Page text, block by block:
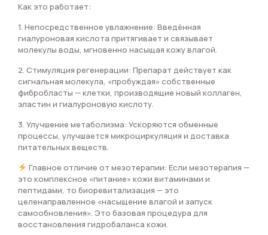
Как это работает:
1. Непосредственное увлажнение: Введённая
гиалуроновая кислота притягивает и связывает
молекулы воды, мгновенно насыщая кожу влагой.
2. Стимуляция регенерации: Препарат действует как
сигнальная молекула, «пробуждая» собственные
фибробласты — клетки, производящие новый коллаген,
эластин и гиалуроновую кислоту.
3. Улучшение метаболизма: Ускоряются обменные
процессы, улучшается микроциркуляция и доставка
питательных веществ.
Главное отличие от мезотерапии: Если мезотерапия —
это комплексное «питание» кожи витаминами и
пептидами, то биоревитализация — это
целенаправленное «насыщение влагой и запуск
самообновления». Это базовая процедура для
восстановления гидробаланса кожи.